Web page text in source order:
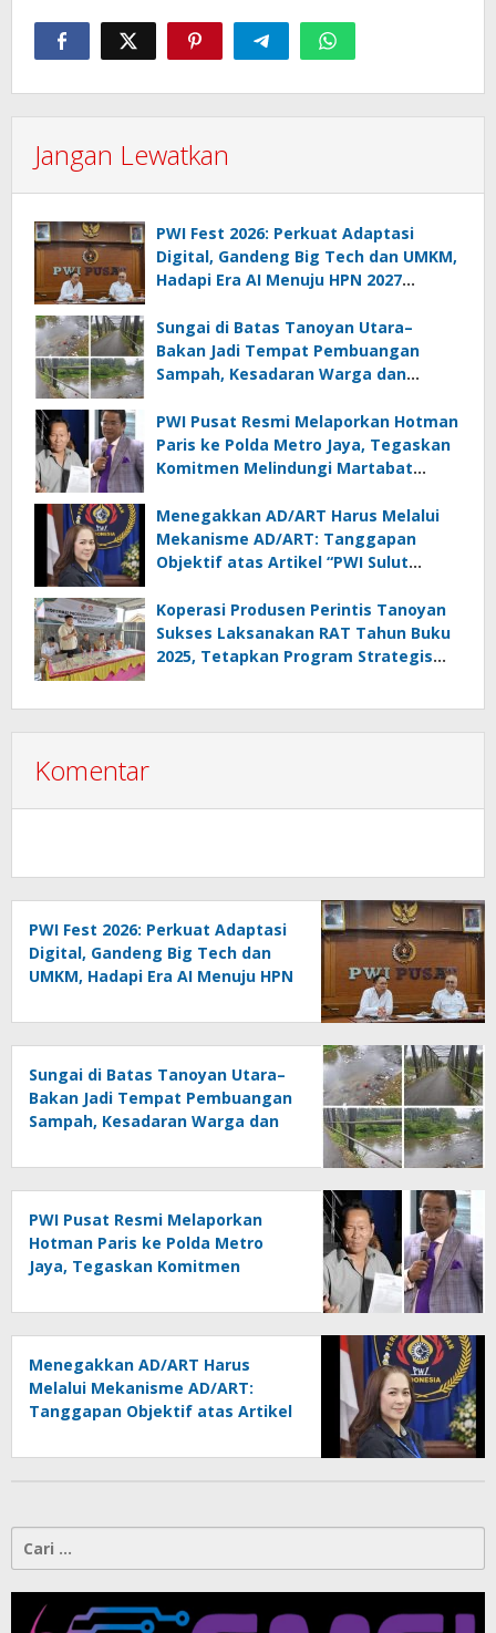
Jangan Lewatkan
PWI Fest 2026: Perkuat Adaptasi
Digital, Gandeng Big Tech dan UMKM,
Hadapi Era AI Menuju HPN 2027
Sungai di Batas Tanoyan Utara–
Bakan Jadi Tempat Pembuangan
Sampah, Kesadaran Warga dan
PWI Pusat Resmi Melaporkan Hotman
Paris ke Polda Metro Jaya, Tegaskan
Komitmen Melindungi Martabat
Menegakkan AD/ART Harus Melalui
Mekanisme AD/ART: Tanggapan
Objektif atas Artikel “PWI Sulut
Melanggar Aturan”
Koperasi Produsen Perintis Tanoyan
Sukses Laksanakan RAT Tahun Buku
2025, Tetapkan Program Strategis
Komentar
PWI Fest 2026: Perkuat Adaptasi
Digital, Gandeng Big Tech dan
UMKM, Hadapi Era AI Menuju HPN
Sungai di Batas Tanoyan Utara–
Bakan Jadi Tempat Pembuangan
Sampah, Kesadaran Warga dan
Dipertanyakan
PWI Pusat Resmi Melaporkan
Hotman Paris ke Polda Metro
Jaya, Tegaskan Komitmen
Menegakkan AD/ART Harus
Melalui Mekanisme AD/ART:
Tanggapan Objektif atas Artikel
Konspirasi Melanggar Aturan”
Cari
untuk: